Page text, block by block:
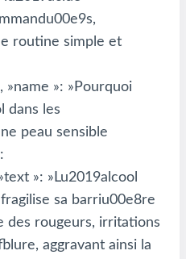
routine simple et
»name »: »Pourquoi
dans les
peau sensible
»: »Lu2019alcool
sa barriu00e8re
des rougeurs, irritations
aggravant ainsi la